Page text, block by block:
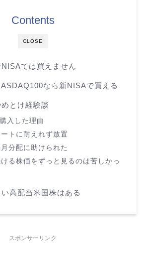
CLOSE
Contents
では買えません
なら新NISAで買える
とけ経験談
入した理由
トに耐えれず放置
分配に助けられた
る株価をずっと見るのは苦しかっ
高配当米国株はある
スポンサーリンク